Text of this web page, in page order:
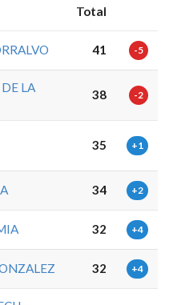
Total
41 -5
LA
38 -2
35 +1
34 +2
32 +4
32 +4